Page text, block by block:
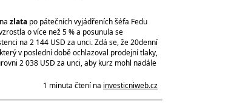
zlata po pátečních vyjádřeních šéfa Fedu
o více než 5 % a posunula se
na 2 144 USD za unci. Zdá se, že 20denní
v poslední době ochlazoval prodejní tlaky,
2 038 USD za unci, aby kurz mohl nadále
1 minuta čtení na investicniweb.cz